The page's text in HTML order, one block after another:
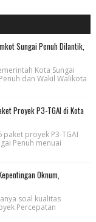
Sungai Penuh Dilantik,
Kota Sungai
dan Wakil Walikota
Proyek P3-TGAI di Kota
paket proyek P3-TGAI
Penuh menuai
Oknum,
soal kualitas
Percepatan